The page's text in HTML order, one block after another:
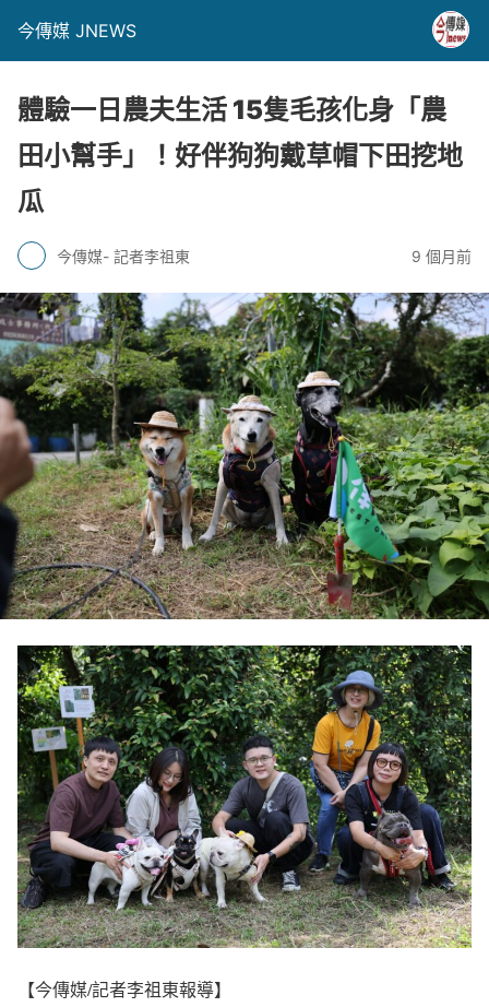
今傳媒 JNEWS
體驗一日農夫生活 15隻毛孩化身「農
田小幫手」！好伴狗狗戴草帽下田挖地
瓜
今傳媒- 記者李祖東 9 個月前
【今傳媒/記者李祖東報導】